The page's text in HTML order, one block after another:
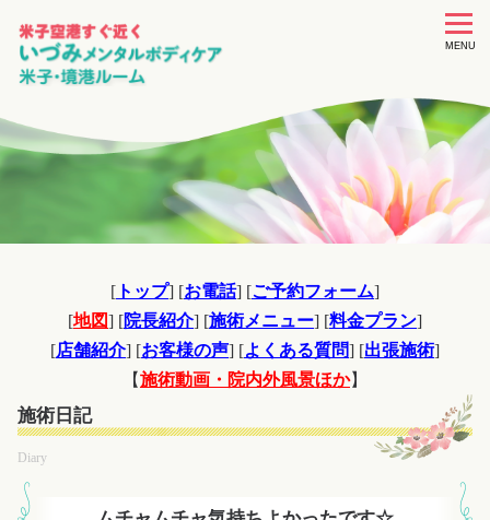
toggle
MENU
[ トップ] [お電話] [ご予約フォーム]
[地図] [院長紹介] [施術メニュー] [料金プラン]
[店舗紹介] [お客様の声] [よくある質問] [出張施術]
【施術動画・院内外風景ほか】
施術日記
Diary